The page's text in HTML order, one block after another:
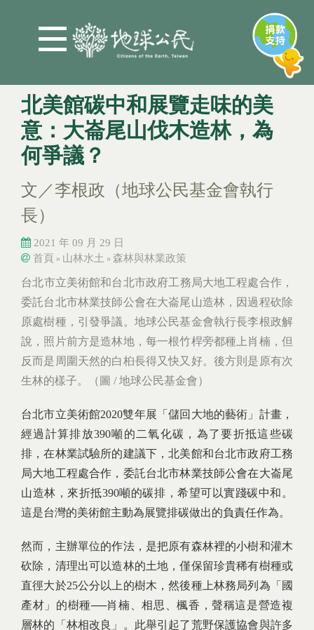
北美館碳中和展覽走味的美
意：大崙尾山伐木造林，為
何爭議？
文／李根政（地球公民基金會執行
長）
2021 年 09 月 29 日
您在這裡
首頁 » 山林水土 » 森林與林業政策
您在這裡
台北市立美術館和台北市政府工務局大地工程處合作，
委託台北市林業技師公會在大崙尾山造林，因過程砍除
原處樹種，引發爭議。地球公民基金會執行長李根政解
說，照片前方是造林地，每一根竹桿旁都種上肖楠，但
反而是周圍天然的白桕長得又快又好。後方則是原有次
生林的樣子。（圖 / 地球公民基金會）
台北市立美術館2020雙年展「儲回大地的藝術」計畫，
經過計算排放390噸的二氧化碳，為了要折抵這些碳
排，在林業試驗所的建議下，北美館和台北市政府工務
局大地工程處合作，委託台北市林業技師公會在大崙尾
山造林，來折抵390噸的碳排，希望可以實踐碳中和。
這是台灣的美術館主動為展覽排碳做出的負責任作為。
然而，主辦單位的作法，是把原有森林裡的小樹和灌木
砍除，清理出可以造林的土地，僅保留珍貴稀有樹種或
直徑大於25公分以上的樹木，然後種上林務局列為「國
產材」的樹種──肖楠、相思、楓香，聲稱這是營造複
層林的「林相改良」。此舉引起了荒野保護協會與許多